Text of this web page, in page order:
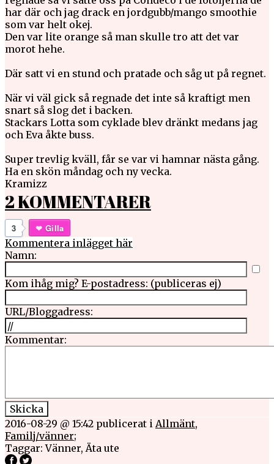
har där och jag drack en jordgubb/mango smoothie
som var helt okej.
Den var lite orange så man skulle tro att det var
morot hehe.
Där satt vi en stund och pratade och såg ut på regnet.
När vi väl gick så regnade det inte så kraftigt men
snart så slog det i backen.
Stackars Lotta som cyklade blev dränkt medans jag
och Eva åkte buss.
Super trevlig kväll, får se var vi hamnar nästa gång.
Ha en skön måndag och ny vecka.
Kramizz
2 KOMMENTARER
3 Gilla
Kommentera inlägget här
Namn:
Kom ihåg mig? E-postadress: (publiceras ej)
URL/Bloggadress:
Kommentar:
2016-08-29 @ 15:42 publicerat i Allmänt,
Familj/vänner;
Taggar:Vänner,Äta ute